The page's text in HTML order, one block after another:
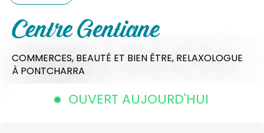
Centre Gentiane
COMMERCES, BEAUTÉ ET BIEN ÊTRE, RELAXOLOGUE
À PONTCHARRA
OUVERT AUJOURD'HUI